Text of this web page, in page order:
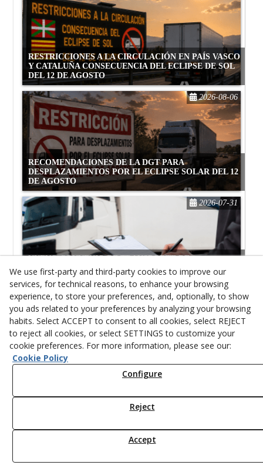
RESTRICCIONES A LA CIRCULACIÓN EN PAÍS VASCO
Y CATALUÑA CONSECUENCIA DEL ECLIPSE DE SOL
DEL 12 DE AGOSTO
RECOMENDACIONES DE LA DGT PARA
DESPLAZAMIENTOS POR EL ECLIPSE SOLAR DEL 12
DE AGOSTO
2026-08-06
NUEVO CONVENIO DE TRANSPORTE DE
MERCANCÍAS POR CARRETERA DE GIRONA
FIRMADO POR ASETRANS Y UGT, SIN LA FIRMA DE
CCOO
2026-07-31
View All
ATRAM GESTION 2007, S.L.is comprised of a group of
professionals who are at your disposal to offer you a variety of
ATRAM GESTION 2007, S.L.'s infrastructure and organization
We have our own commercial and legal structure in this
We use first-party and third-party cookies to improve our
services, for technical reasons, to enhance your browsing
experience, to store your preferences, and, optionally, to show
you ads related to your preferences by analyzing your browsing
habits. Select ACCEPT to consent to all cookies, select REJECT
to reject all cookies, or select SETTINGS to customize your
cookie preferences. For more information, please see our:
Cookie Policy
Configure
Reject
Accept